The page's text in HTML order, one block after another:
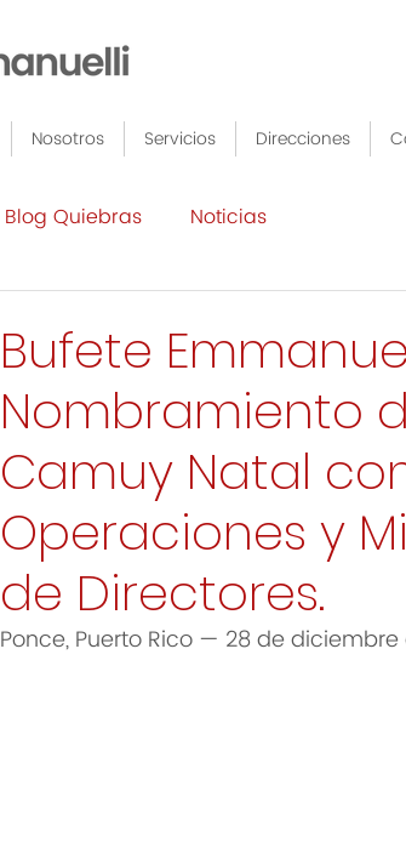
Nosotros Servicios Direcciones
Blog Quiebras Noticias
Bufete
Nombramiento
Camuy Natal
Operaciones y
de Directores.
Ponce, Puerto Rico — 28 de